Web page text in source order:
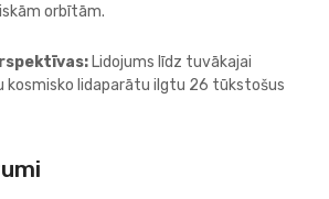
orbītām.
Lidojums līdz tuvākajai
kosmisko lidaparātu ilgtu 26 tūkstošus